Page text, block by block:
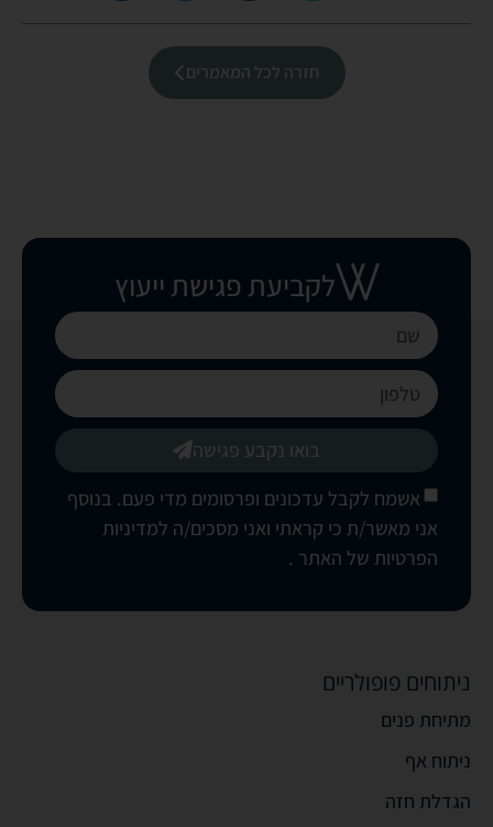
חזרה לכל המאמרים
לקביעת פגישת ייעוץ
אשמח לקבל עדכונים ופרסומים מדי פעם. בנוסף
אני מאשר/ת כי קראתי ואני מסכים/ה למדיניות
הפרטיות של האתר .
בואו נקבע פגישה
ניתוחים פופולריים
מתיחת פנים
ניתוח אף
הגדלת חזה